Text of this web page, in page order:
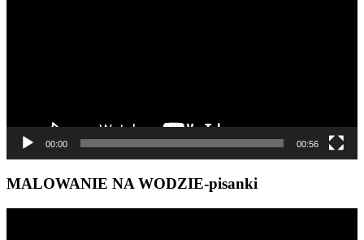
00:00 00:56
MALOWANIE NA WODZIE-pisanki